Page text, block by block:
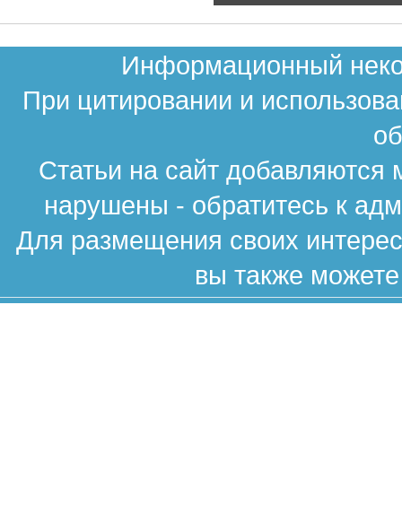
Информационный
При цитировании и
Статьи на сайт
нарушены - обратитесь к
Для размещения своих
вы также